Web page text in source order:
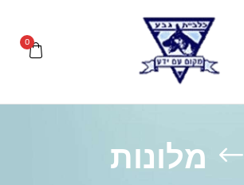
מלונות